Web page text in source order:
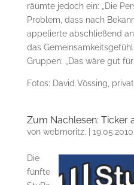
räumte jedoch ein: „Die
Problem, dass nach
appelierte abschließend an
das
Gruppen: „Das wäre gut
Fotos: David Vössing,
Zum Nachlesen: Ticker
von webmoritz. 19.05.2010
Die
fünfte